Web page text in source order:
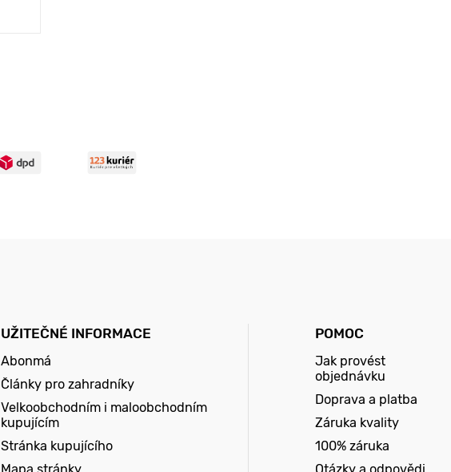
UŽITEČNÉ INFORMACE
Abonmá
Články pro zahradníky
Velkoobchodním i maloobchodním
kupujícím
Stránka kupujícího
POMOC
Jak provést
objednávku
Doprava a platba
Záruka kvality
100% záruka